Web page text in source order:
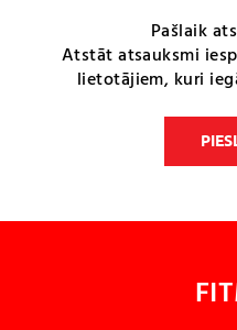
Pašlaik
Atstāt atsauksmi
lietotājiem, kuri